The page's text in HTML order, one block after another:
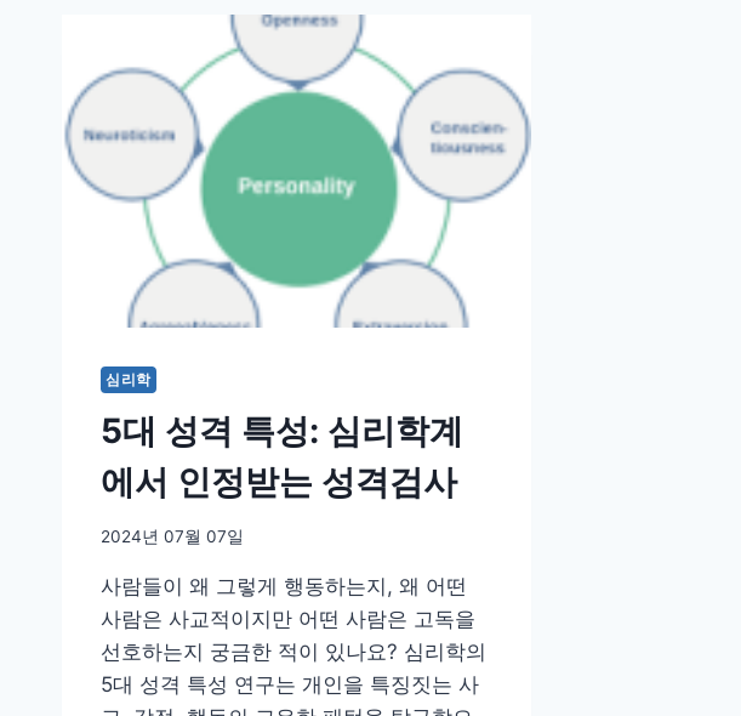
심리학
5대 성격 특성: 심리학계
에서 인정받는 성격검사
2024년 07월 07일
사람들이 왜 그렇게 행동하는지, 왜 어떤
사람은 사교적이지만 어떤 사람은 고독을
선호하는지 궁금한 적이 있나요? 심리학의
5대 성격 특성 연구는 개인을 특징짓는 사